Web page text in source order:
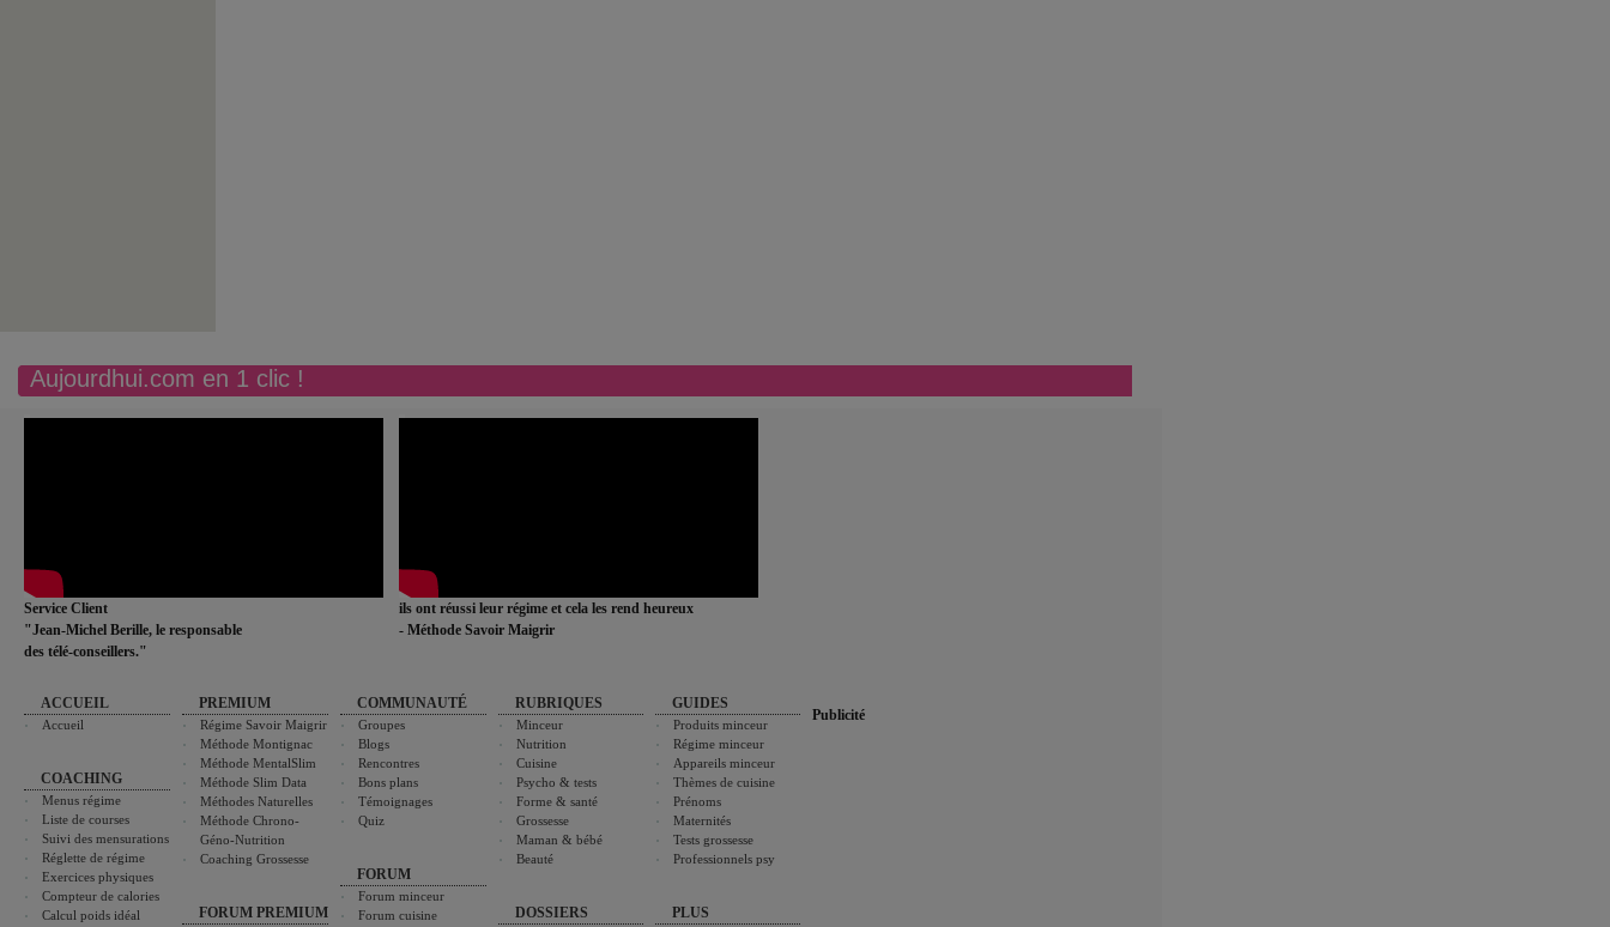
Aujourdhui.com en 1 clic !
Service Client
"Jean-Michel Berille, le responsable
des télé-conseillers."
ils ont réussi leur régime et cela les rend heureux
- Méthode Savoir Maigrir
ACCUEIL
Accueil
COACHING
Menus régime
Liste de courses
Suivi des mensurations
Réglette de régime
Exercices physiques
Compteur de calories
Calcul poids idéal
PREMIUM
Régime Savoir Maigrir
Méthode Montignac
Méthode MentalSlim
Méthode Slim Data
Méthodes Naturelles
Méthode Chrono-
Géno-Nutrition
Coaching Grossesse
FORUM PREMIUM
COMMUNAUTÉ
Groupes
Blogs
Rencontres
Bons plans
Témoignages
Quiz
FORUM
Forum minceur
Forum cuisine
RUBRIQUES
Minceur
Nutrition
Cuisine
Psycho & tests
Forme & santé
Grossesse
Maman & bébé
Beauté
DOSSIERS
GUIDES
Produits minceur
Régime minceur
Appareils minceur
Thèmes de cuisine
Prénoms
Maternités
Tests grossesse
Professionnels psy
PLUS
Publicité